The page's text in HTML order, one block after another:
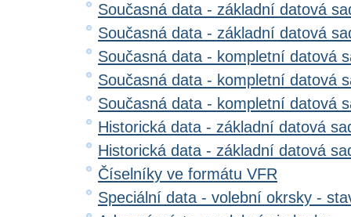
Současná data - základní datová
Současná data - základní datová
Současná data - kompletní datová
Současná data - kompletní datová
Současná data - kompletní datová
Historická data - základní datová
Historická data - základní datová
Číselníky ve formátu VFR
Speciální data - volební okrsky -